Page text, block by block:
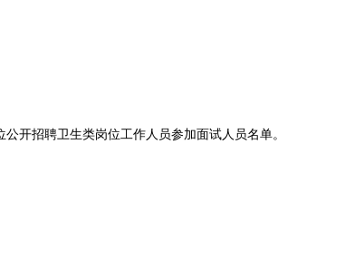
开招聘卫生类岗位工作人员参加面试人员名单。